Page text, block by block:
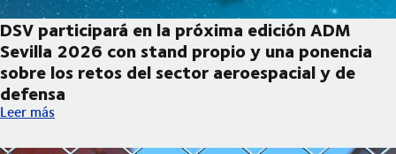
DSV participará en la próxima edición ADM
Sevilla 2026 con stand propio y una ponencia
sobre los retos del sector aeroespacial y de
defensa
DSV participará en la próxima edición ADM Sevilla 2026 con
Leer más